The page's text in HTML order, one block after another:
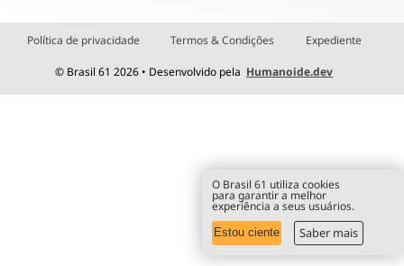
Política de privacidade Termos & Condições Expediente
© Brasil 61 2026 • Desenvolvido pela Humanoide.dev
O Brasil 61 utiliza cookies
para garantir a melhor
experiência a seus usuários.
Estou ciente Saber mais